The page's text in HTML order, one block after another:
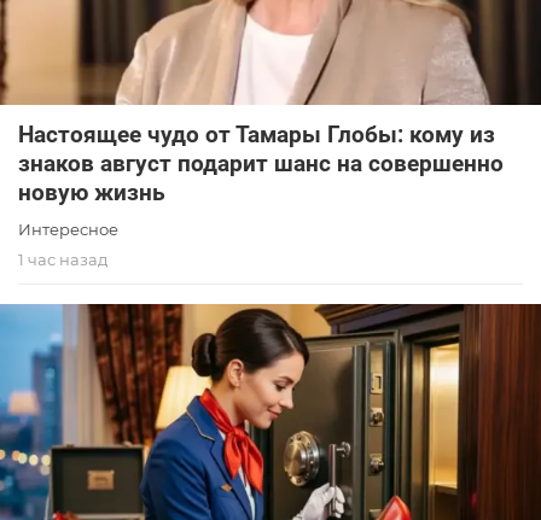
Настоящее чудо от Тамары Глобы: кому из
знаков август подарит шанс на совершенно
новую жизнь
Интересное
1 час назад